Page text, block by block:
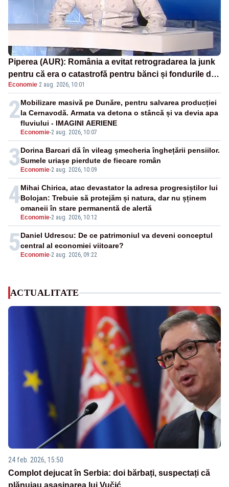
Piperea (AUR): România a evitat retrogradarea la junk
pentru că era o catastrofă pentru bănci și fondurile de
pensii
Economie·2 aug. 2026, 10:01
2
Economie-2 aug. 2026, 10:07
Mobilizare masivă pe Dunăre, pentru salvarea producției
la Cernavodă. Armata va detona o stâncă și va devia apa
fluviului - IMAGINI AERIENE
3 Economie-2 aug. 2026, 10:09
Dorina Barcari dă în vileag șmecheria înghețării pensiilor.
Sumele uriașe pierdute de fiecare român
4
Economie-2 aug. 2026, 10:12
Mihai Chirica, atac devastator la adresa progresiștilor lui
Bolojan: Trebuie să protejăm și natura, dar nu șținem
omaneii în stare permanentă de alertă
5 Economie-2 aug. 2026, 09:22
Daniel Udrescu: De ce patrimoniul va deveni conceptul
central al economiei viitoare?
ACTUALITATE
24 feb. 2026, 15:50
Complot dejucat în Serbia: doi bărbați, suspectați că
plănuiau asasinarea lui Vučić